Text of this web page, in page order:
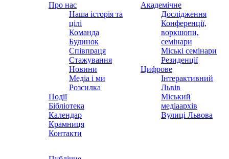
Про нас
Наша історія та
цілі
Команда
Будинок
Співпраця
Стажування
Новини
Медіа і ми
Розсилка
Події
Бібліотека
Календар
Крамниця
Контакти
Академічне
Дослідження
Конференції,
воркшопи,
семінари
Міські семінари
Резиденції
Цифрове
Інтерактивний
Львів
Міський
медіаархів
Вулиці Львова